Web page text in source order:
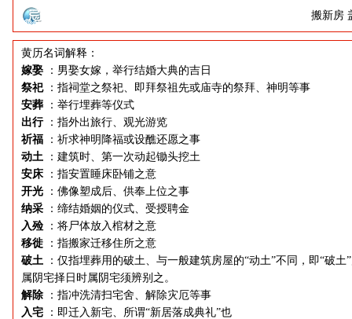
搬新房
黄历名词解释：
嫁娶
：男娶女嫁，举行结婚大典的吉日
祭祀 ：指祠堂之祭祀、即拜祭祖先或庙寺的祭拜、神明等事
安葬
：举行埋葬等仪式
出行 ：指外出旅行、观光游览
祈福
：祈求神明降福或设醮还愿之事
动土
：建筑时、第一次动起锄头挖土
安床
：指安置睡床卧铺之意
开光
：佛像塑成后、供奉上位之事
纳采
：缔结婚姻的仪式、受授聘金
入殓
：将尸体放入棺材之意
移徙
：指搬家迁移住所之意
破土
：仅指埋葬用的破土、与一般建筑房屋的“动土”不同，即“破
属阴宅择日时属阴宅须辨别之。
解除
：指冲洗清扫宅舍、解除灾厄等事
入宅
：即迁入新宅、所谓“新居落成典礼”也